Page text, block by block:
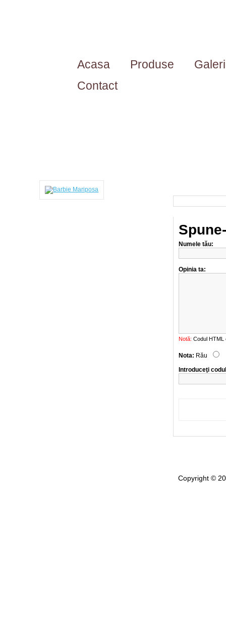
Acasa Produse
Contact
Numele tău:
Opinia ta:
Notă: Codul HTML
Nota: Rău
Introduceţi
Copyright ©